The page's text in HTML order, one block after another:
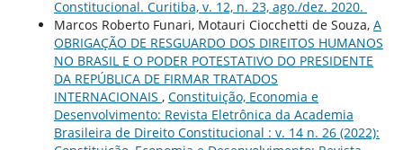
Constitucional. Curitiba, v. 12, n. 23, ago./dez. 2020.
Marcos Roberto Funari, Motauri Ciocchetti de Souza, A
OBRIGAÇÃO DE RESGUARDO DOS DIREITOS HUMANOS
NO BRASIL E O PODER POTESTATIVO DO PRESIDENTE
DA REPÚBLICA DE FIRMAR TRATADOS
INTERNACIONAIS , Constituição, Economia e
Desenvolvimento: Revista Eletrônica da Academia
Brasileira de Direito Constitucional : v. 14 n. 26 (2022):